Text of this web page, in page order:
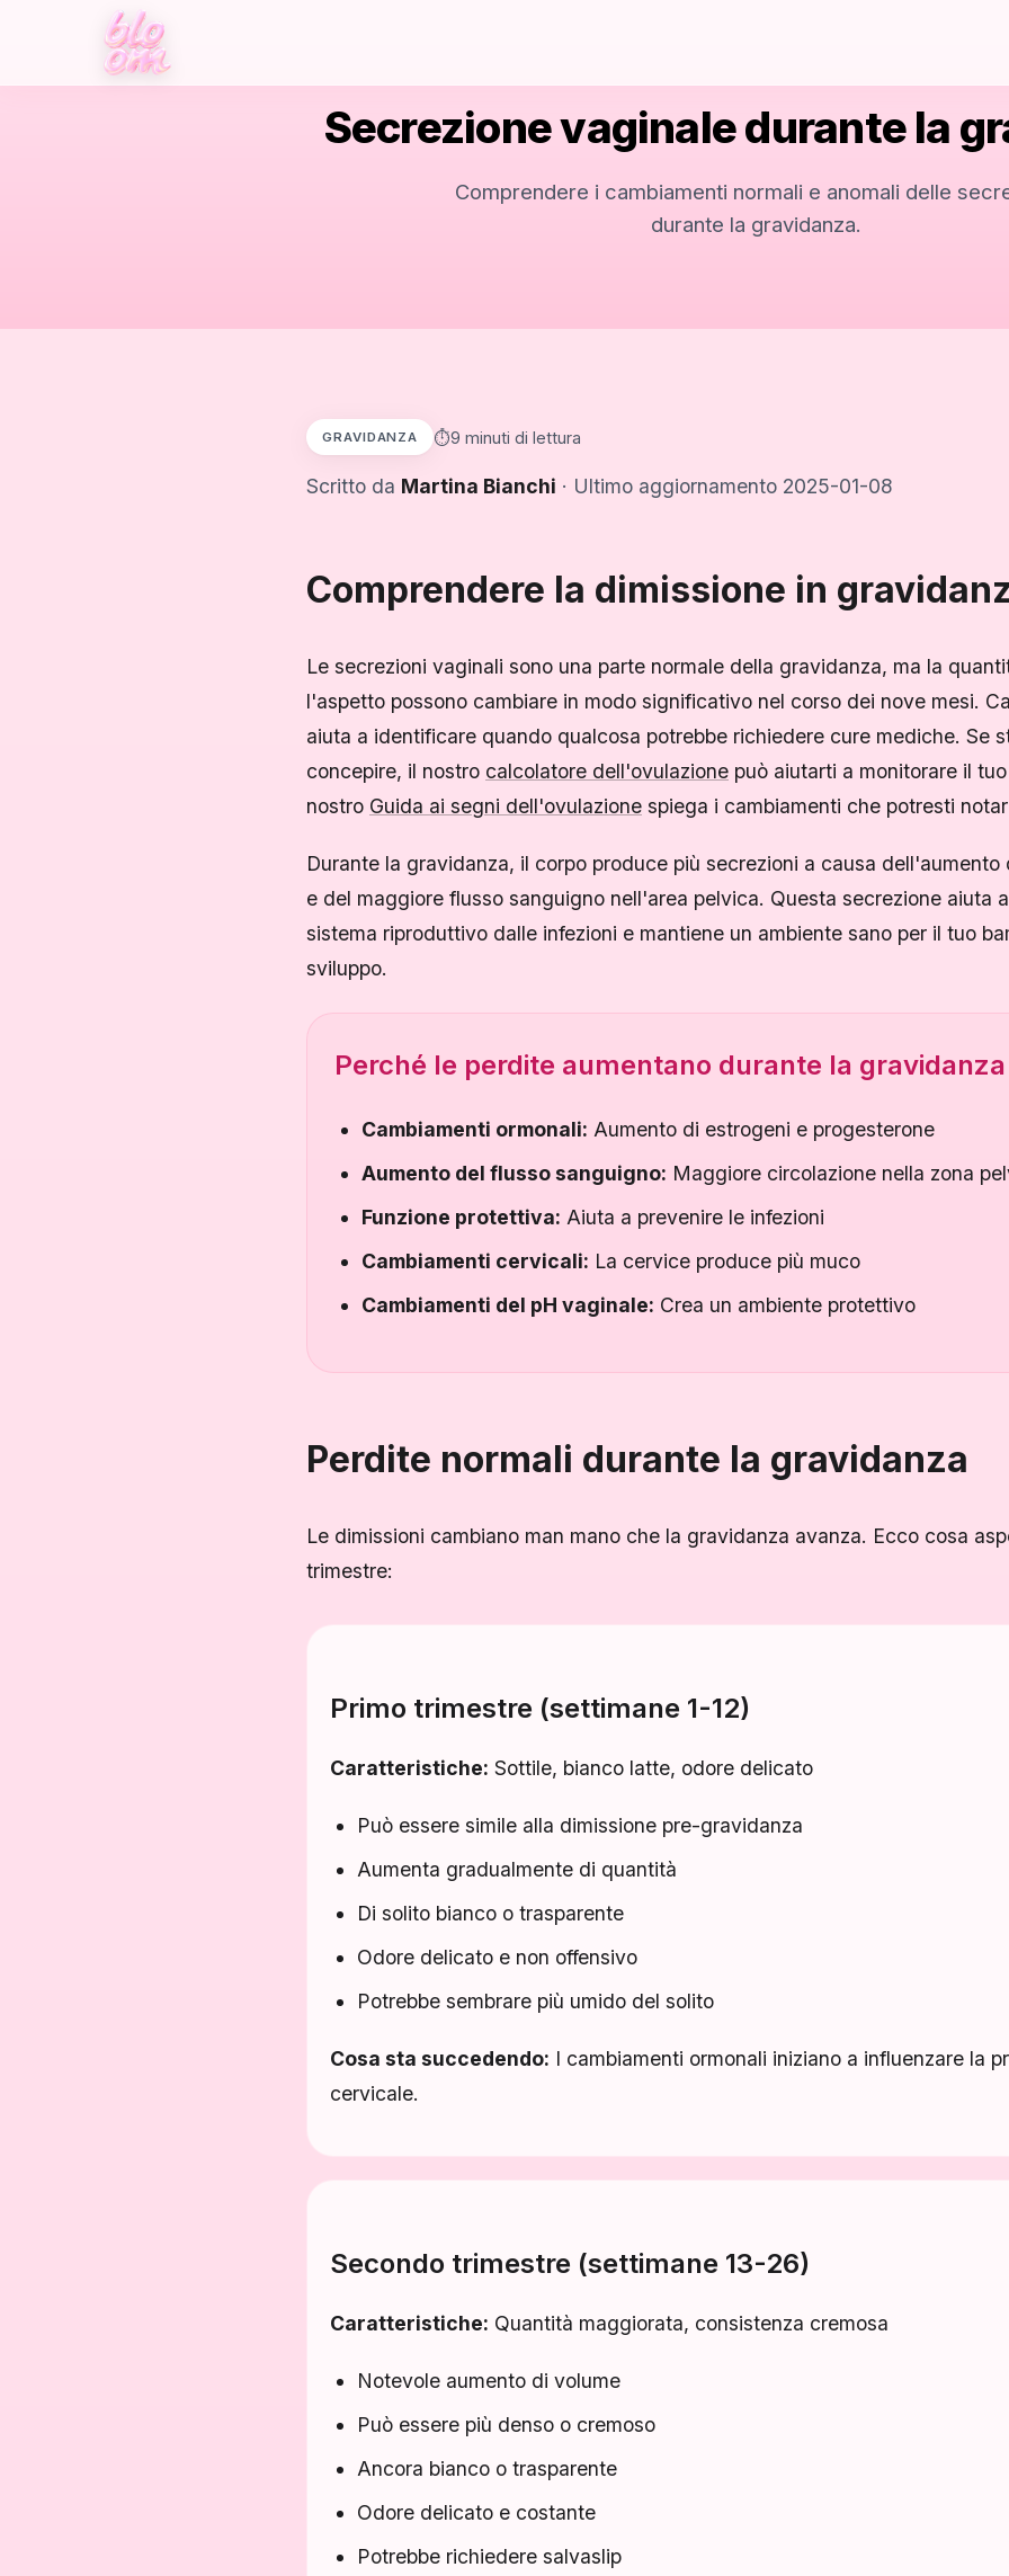
Secrezione vaginale durante la
Comprendere i cambiamenti normali e anomali delle
durante la gravidanza.
GRAVIDANZA ⏱️9 minuti di lettura
Scritto da Martina Bianchi · Ultimo aggiornamento 2025-01-08
Comprendere la dimissione in
Le secrezioni vaginali sono una parte normale della gravidanza, ma la
l'aspetto possono cambiare in modo significativo nel corso dei nove mesi.
aiuta a identificare quando qualcosa potrebbe richiedere cure mediche. Se
concepire, il nostro calcolatore dell'ovulazione può aiutarti a monitorare il
nostro Guida ai segni dell'ovulazione spiega i cambiamenti che potresti
Durante la gravidanza, il corpo produce più secrezioni a causa
e del maggiore flusso sanguigno nell'area pelvica. Questa secrezione aiuta
sistema riproduttivo dalle infezioni e mantiene un ambiente sano per il tuo
sviluppo.
Perché le perdite aumentano durante la gravidanza
Cambiamenti ormonali: Aumento di estrogeni e progesterone
Aumento del flusso sanguigno: Maggiore circolazione nella zona
Funzione protettiva: Aiuta a prevenire le infezioni
Cambiamenti cervicali: La cervice produce più muco
Cambiamenti del pH vaginale: Crea un ambiente protettivo
Perdite normali durante la gravidanza
Le dimissioni cambiano man mano che la gravidanza avanza. Ecco cosa
trimestre:
Primo trimestre (settimane 1-12)
Caratteristiche: Sottile, bianco latte, odore delicato
Può essere simile alla dimissione pre-gravidanza
Aumenta gradualmente di quantità
Di solito bianco o trasparente
Odore delicato e non offensivo
Potrebbe sembrare più umido del solito
Cosa sta succedendo: I cambiamenti ormonali iniziano a influenzare la
cervicale.
Secondo trimestre (settimane 13-26)
Caratteristiche: Quantità maggiorata, consistenza cremosa
Notevole aumento di volume
Può essere più denso o cremoso
Ancora bianco o trasparente
Odore delicato e costante
Potrebbe richiedere salvaslip